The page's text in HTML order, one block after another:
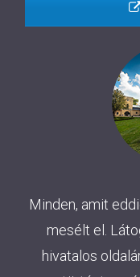
Minden, amit
mesélt el.
hivatalos